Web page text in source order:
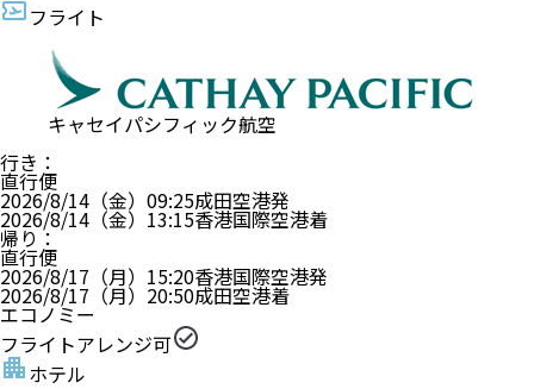
フライト
キャセイパシフィック航空
行き ：
直行便
2026/8/14（金） 09:25成田空港発
2026/8/14（金） 13:15香港国際空港着
帰り ：
直行便
2026/8/17（月） 15:20香港国際空港発
2026/8/17（月） 20:50成田空港着
エコノミー
フライトアレンジ可
ホテル